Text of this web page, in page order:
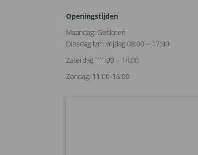
Openingstijden
Maandag: Gesloten
Dinsdag t/m vrijdag 08:00 – 17:00
Zaterdag: 11:00 – 14:00
Zondag: 11:00-16:00